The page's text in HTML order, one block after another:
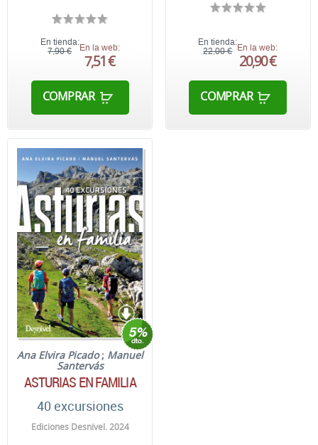
En tienda:
7,90 €
En la web:
7,51 €
COMPRAR
En tienda:
22,00 € En la web:
20,90 €
COMPRAR
Ana Elvira Picado; Manuel
Santervás
ASTURIAS EN FAMILIA
40 excursiones
Ediciones Desnivel. 2024